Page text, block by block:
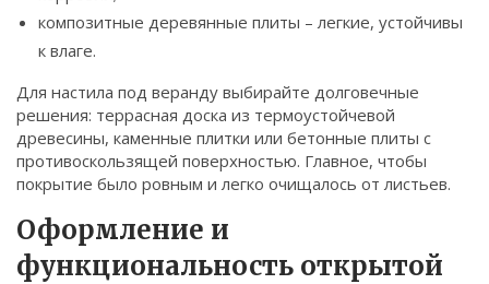
композитные деревянные плиты – легкие, устойчивы
к влаге.
Для настила под веранду выбирайте долговечные
решения: террасная доска из термоустойчевой
древесины, каменные плитки или бетонные плиты с
противоскользящей поверхностью. Главное, чтобы
покрытие было ровным и легко очищалось от листьев.
Оформление и
функциональность открытой